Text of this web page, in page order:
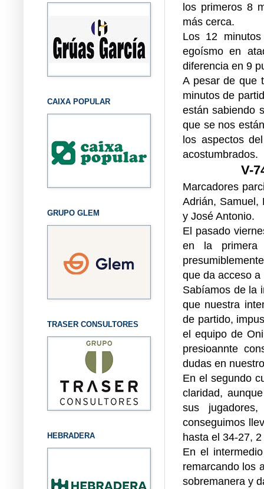
los primeros 8
más cerca.
Los 12
egoísmo en
diferencia en 9
A pesar de que
minutos de
están sabiendo
que se nos
los aspectos
acostumbrados.
V-
Marcadores
Adrián, Samuel,
y José Antonio.
El pasado
en la
que da acceso
Sabíamos de la
que nuestra
de partido,
el equipo de
presioannte
dudas en
En el segundo
claridad,
sus
conseguimos
hasta el 34-27,
En el
remarcando los
sobremanera y
CAIXA POPULAR
GRUPO GLEM
TRASER CONSULTORES
HEBRADERA